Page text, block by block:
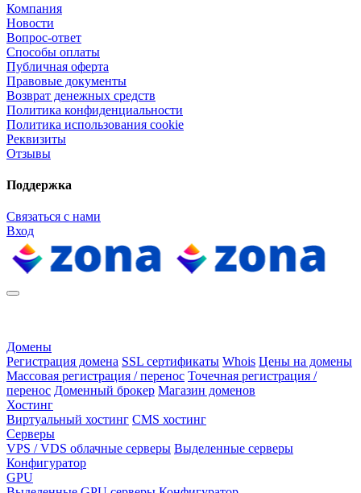
Компания
Новости
Вопрос-ответ
Способы оплаты
Публичная оферта
Правовые документы
Возврат денежных средств
Политика конфиденциальности
Политика использования cookie
Реквизиты
Отзывы
Поддержка
Связаться с нами
Вход
Домены
Регистрация домена SSL сертификаты Whois Цены на домены
Массовая регистрация / перенос Точечная регистрация /
перенос Доменный брокер Магазин доменов
Хостинг
Виртуальный хостинг CMS хостинг
Серверы
VPS / VDS облачные серверы Выделенные серверы
Конфигуратор
GPU